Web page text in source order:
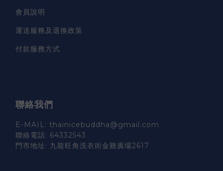
會員說明
運送服務及退換政策
付款服務方式
聯絡我們
E-MAIL: thainicebuddha@gmail.com
聯絡電話: 64332543
門市地址: 九龍旺角洗衣街金雞廣場2617